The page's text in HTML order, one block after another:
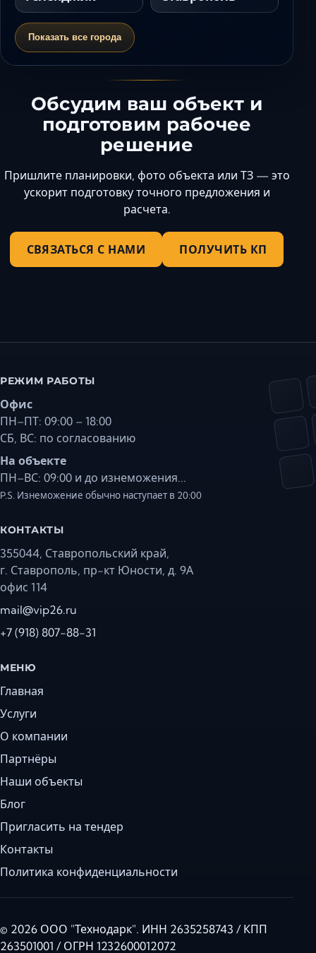
Показать все города
Обсудим ваш объект и
подготовим рабочее
решение
Пришлите планировки, фото объекта или ТЗ — это
ускорит подготовку точного предложения и
расчета.
СВЯЗАТЬСЯ С НАМИ ПОЛУЧИТЬ КП
РЕЖИМ РАБОТЫ
Офис
ПН–ПТ: 09:00 – 18:00
СБ, ВС: по согласованию
На объекте
ПН–ВС: 09:00 и до изнеможения...
P.S. Изнеможение обычно наступает в 20:00
КОНТАКТЫ
355044, Ставропольский край,
г. Ставрополь, пр-кт Юности, д. 9А
офис 114
mail@vip26.ru
+7 (918) 807-88-31
МЕНЮ
Главная
Услуги
О компании
Партнёры
Наши объекты
Блог
Пригласить на тендер
Контакты
Политика конфиденциальности
© 2026 ООО "Технодарк". ИНН 2635258743 / КПП
263501001 / ОГРН 1232600012072